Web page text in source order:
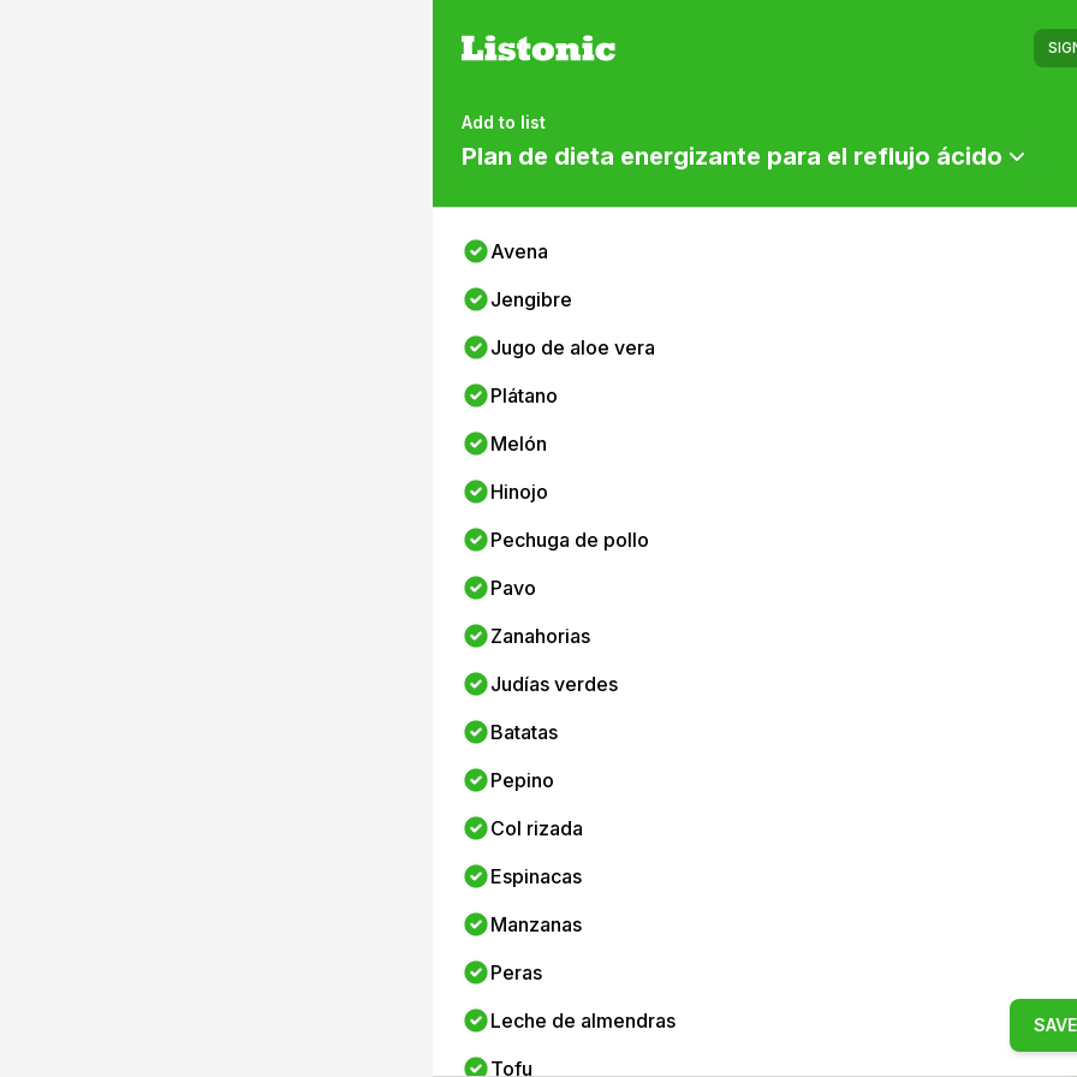
Add to list
Plan de dieta energizante para el reflujo ácido
Avena
Jengibre
Jugo de aloe vera
Plátano
Melón
Hinojo
Pechuga de pollo
Pavo
Zanahorias
Judías verdes
Batatas
Pepino
Col rizada
Espinacas
Manzanas
Peras
Leche de almendras
Tofu